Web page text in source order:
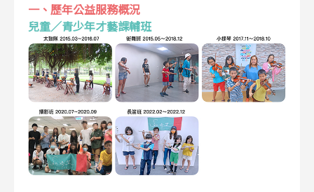
一、歷年公益服務概況
兒童／青少年才藝課輔班